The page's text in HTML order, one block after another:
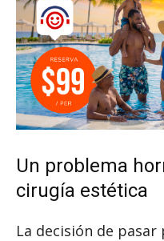
Un problema
cirugía estética
La decisión de